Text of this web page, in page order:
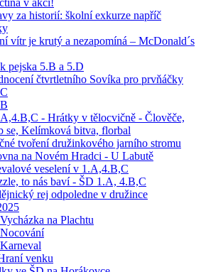
v akci!
za historií: školní exkurze napříč
vítr je krutý a nezapomíná – McDonald´s
pejska 5.B a 5.D
čtvrtletního Sovíka pro prvňáčky
- Hrátky v tělocvičně - Člověče,
se, Kelímková bitva, florbal
tvoření družinkového jarního stromu
na Novém Hradci - U Labutě
veselení v 1.A,4.B,C
to nás baví - ŠD 1.A, 4.B,C
rej odpoledne v družince
na Plachtu
venku